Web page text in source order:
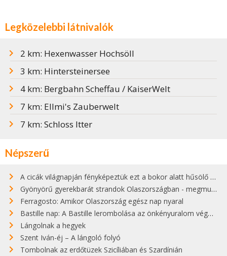
Legközelebbi látnivalók
2 km: Hexenwasser Hochsöll
3 km: Hintersteinersee
4 km: Bergbahn Scheffau / KaiserWelt
7 km: Ellmi's Zauberwelt
7 km: Schloss Itter
Népszerű
A cicák világnapján fényképeztük ezt a bokor alatt hűsölő cicát Kisorosziban
Gyönyörű gyerekbarát strandok Olaszországban - megmutatjuk a 15 legjobbat
Ferragosto: Amikor Olaszország egész nap nyaral
Bastille nap: A Bastille lerombolása az önkényuralom végét jelentette
Lángolnak a hegyek
Szent Iván-éj – A lángoló folyó
Tombolnak az erdőtüzek Szicíliában és Szardínián